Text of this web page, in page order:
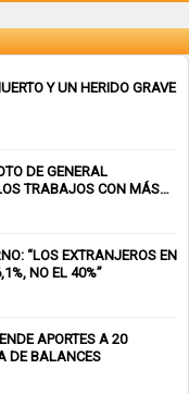
Y UN HERIDO GRAVE
DE GENERAL
TRABAJOS CON MÁS
“LOS EXTRANJEROS EN
NO EL 40%”
APORTES A 20
DE BALANCES